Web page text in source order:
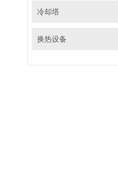
冷却塔
换热设备